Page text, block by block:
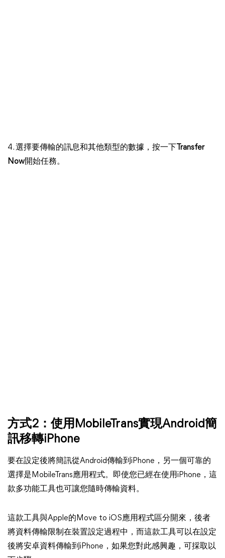
4. 選擇要傳輸的訊息和其他類型的數據，按一下
Transfer
Now開始任務。
方式2：使用MobileTrans實現Android簡
訊移轉iPhone
要在設定後將簡訊從Android傳輸到iPhone，另一個可靠的
選擇是MobileTrans應用程式。即使您已經在使用iPhone，這
款多功能工具也可讓您隨時傳輸資料。
這款工具與Apple的Move to iOS應用程式區分開來，後者
將資料傳輸限制在裝置設定過程中，而這款工具可以在設定
後將安卓資料傳輸到iPhone，如果您對此感興趣，可採取以